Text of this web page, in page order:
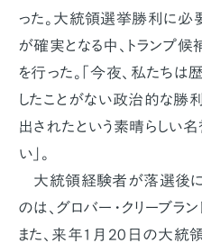
った。大統領選挙勝利に
が確実となる中、トランプ
を行った。「今夜、私たちは
したことがない政治的な勝
出されたという素晴らしい
い」。
大統領経験者が落選後
のは、グロバー･クリーブラ
また、来年1月20日の大統